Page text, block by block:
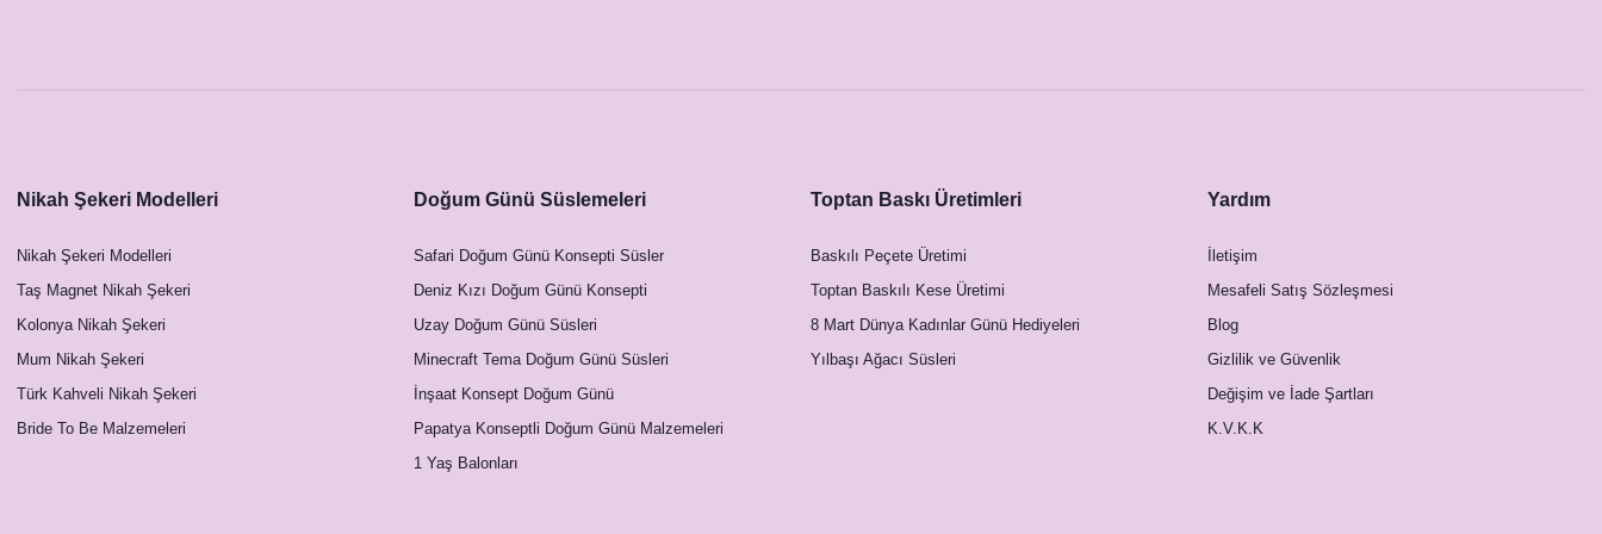
Nikah Şekeri Modelleri
Nikah Şekeri Modelleri
Taş Magnet Nikah Şekeri
Kolonya Nikah Şekeri
Mum Nikah Şekeri
Türk Kahveli Nikah Şekeri
Bride To Be Malzemeleri
Doğum Günü Süslemeleri
Safari Doğum Günü Konsepti Süsler
Deniz Kızı Doğum Günü Konsepti
Uzay Doğum Günü Süsleri
Minecraft Tema Doğum Günü Süsleri
İnşaat Konsept Doğum Günü
Papatya Konseptli Doğum Günü Malzemeleri
1 Yaş Balonları
Toptan Baskı Üretimleri
Baskılı Peçete Üretimi
Toptan Baskılı Kese Üretimi
8 Mart Dünya Kadınlar Günü Hediyeleri
Yılbaşı Ağacı Süsleri
Yardım
İletişim
Mesafeli Satış Sözleşmesi
Blog
Gizlilik ve Güvenlik
Değişim ve İade Şartları
K.V.K.K